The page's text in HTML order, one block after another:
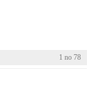
1 no 78